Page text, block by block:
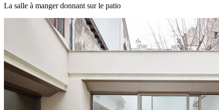
La salle à manger donnant sur le patio